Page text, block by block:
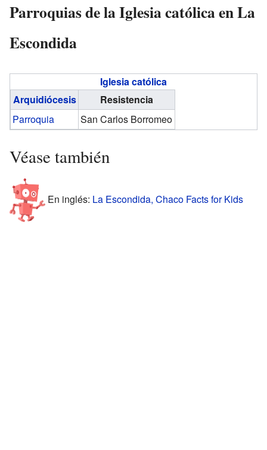
Parroquias de la Iglesia católica en La
Escondida
Iglesia católica
Arquidiócesis
Resistencia
Parroquia
San Carlos Borromeo
Véase también
En inglés: La Escondida, Chaco Facts for Kids